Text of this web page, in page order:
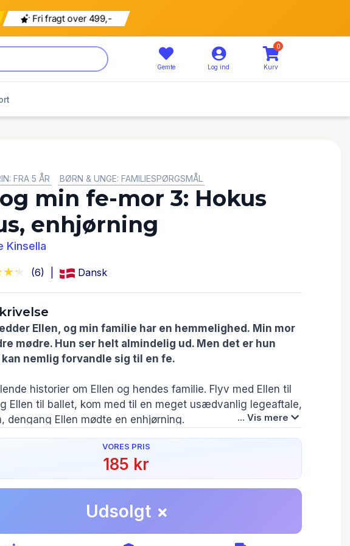
Gemte Log ind
0
Kurv
Serie:
Forfatter(e):
Sophie Kinsella
FRA 5 ÅR
BØRN & UNGE: FAMILIESPØRGSMÅL
min fe-mor 3: Hokus
enhjørning
Kinsella
(6) Dansk
Ellen, og min familie har en hemmelighed. Min mor
mødre. Hun ser helt almindelig ud. Men det er hun
nemlig forvandle sig til en fe.
historier om Ellen og hendes familie. Flyv med Ellen til
Ellen til ballet, kom med til en meget usædvanlig legeaftale,
dengang Ellen mødte en enhjørning.
... Vis mere
VORES PRIS
185 kr
Udsolgt